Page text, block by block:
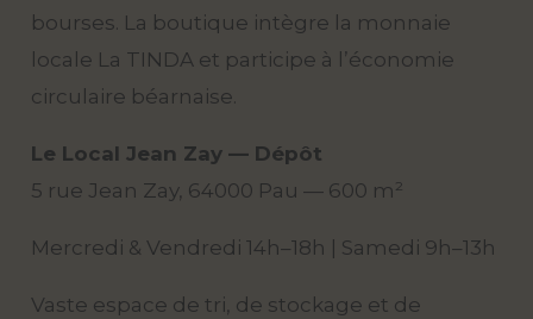
bourses. La boutique intègre la monnaie
locale La TINDA et participe à l’économie
circulaire béarnaise.
Le Local Jean Zay — Dépôt
5 rue Jean Zay, 64000 Pau — 600 m²
Mercredi & Vendredi 14h–18h | Samedi 9h–13h
Vaste espace de tri, de stockage et de